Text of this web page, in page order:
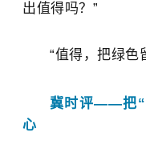
出值得吗？”
“值得，把绿色
冀时评——把“
心